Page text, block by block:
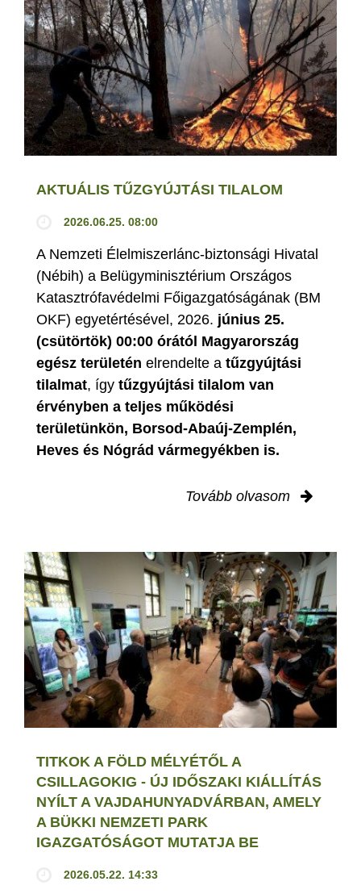
AKTUÁLIS TŰZGYÚJTÁSI TILALOM
2026.06.25. 08:00
A Nemzeti Élelmiszerlánc-biztonsági Hivatal
(Nébih) a Belügyminisztérium Országos
Katasztrófavédelmi Főigazgatóságának (BM
OKF) egyetértésével, 2026. június 25.
(csütörtök) 00:00 órától Magyarország
egész területén elrendelte a tűzgyújtási
tilalmat, így tűzgyújtási tilalom van
érvényben a teljes működési
területünkön, Borsod-Abaúj-Zemplén,
Heves és Nógrád vármegyékben is.
Tovább olvasom
TITKOK A FÖLD MÉLYÉTŐL A
CSILLAGOKIG - ÚJ IDŐSZAKI KIÁLLÍTÁS
NYÍLT A VAJDAHUNYADVÁRBAN, AMELY
A BÜKKI NEMZETI PARK
IGAZGATÓSÁGOT MUTATJA BE
2026.05.22. 14:33